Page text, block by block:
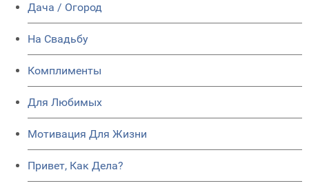
Дача / Огород
На Свадьбу
Комплименты
Для Любимых
Мотивация Для Жизни
Привет, Как Дела?